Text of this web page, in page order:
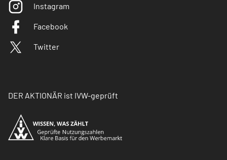
Instagram
Facebook
Twitter
DER AKTIONÄR ist IVW-geprüft